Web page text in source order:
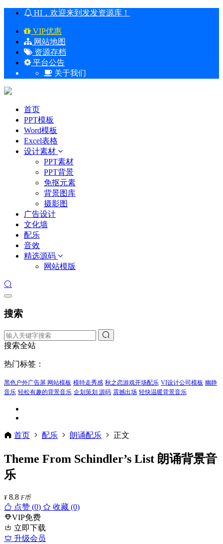
HI，欢迎来到发发资源库！
VIP优惠
网站地图
资源存档
平台公告
关于我们
首页
PPT模板
Word模板
Excel表格
设计素材
PPT素材
PPT背景
免抠元素
背景图库
摄影图
广告设计
文化墙
配乐
音效
精选源码
网站模版
搜索
搜索全站
热门标签：
黑色户外广告屏 网站模板 模特走秀感 秋之恋游戏开场配乐 VI设计公司模板 幽静
音乐 轻松有趣的背景音乐 企划策划 源码 震撼出场 轻快温暖背景音乐
首页 配乐 朗诵配乐 正文
Theme From Schindler’s List 朗诵背景音
乐
¥ 8.8 F币
点赞 (0)
收藏 (0)
VIP免费
立即下载
升级会员